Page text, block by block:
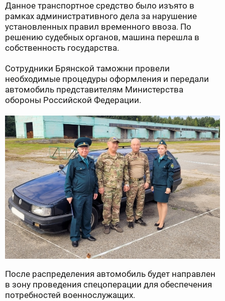
Данное транспортное средство было изъято в
рамках административного дела за нарушение
установленных правил временного ввоза. По
решению судебных органов, машина перешла в
собственность государства.
Сотрудники Брянской таможни провели
необходимые процедуры оформления и передали
автомобиль представителям Министерства
обороны Российской Федерации.
После распределения автомобиль будет направлен
в зону проведения спецоперации для обеспечения
потребностей военнослужащих.